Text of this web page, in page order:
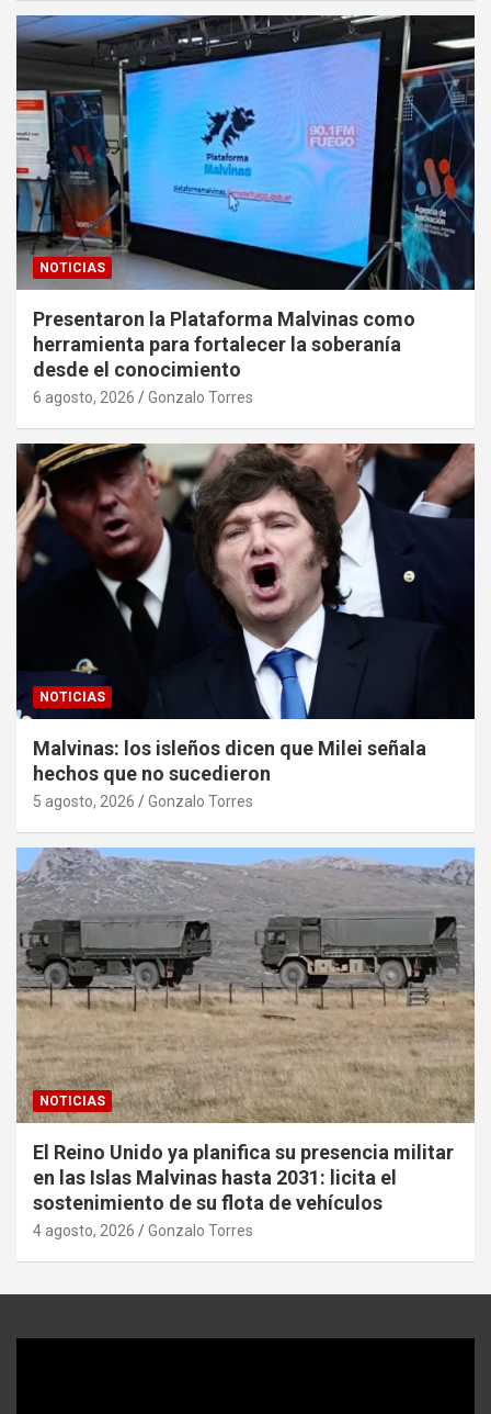
NOTICIAS
Presentaron la Plataforma Malvinas como
herramienta para fortalecer la soberanía
desde el conocimiento
6 agosto, 2026 Gonzalo Torres
NOTICIAS
Malvinas: los isleños dicen que Milei señala
hechos que no sucedieron
5 agosto, 2026 Gonzalo Torres
NOTICIAS
El Reino Unido ya planifica su presencia militar
en las Islas Malvinas hasta 2031: licita el
sostenimiento de su flota de vehículos
4 agosto, 2026 Gonzalo Torres